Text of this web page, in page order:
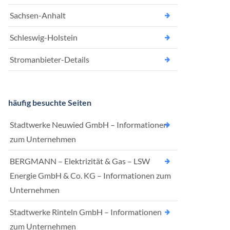
Sachsen-Anhalt
Schleswig-Holstein
Stromanbieter-Details
häufig besuchte Seiten
Stadtwerke Neuwied GmbH – Informationen
zum Unternehmen
BERGMANN – Elektrizität & Gas – LSW
Energie GmbH & Co. KG – Informationen zum
Unternehmen
Stadtwerke Rinteln GmbH – Informationen
zum Unternehmen